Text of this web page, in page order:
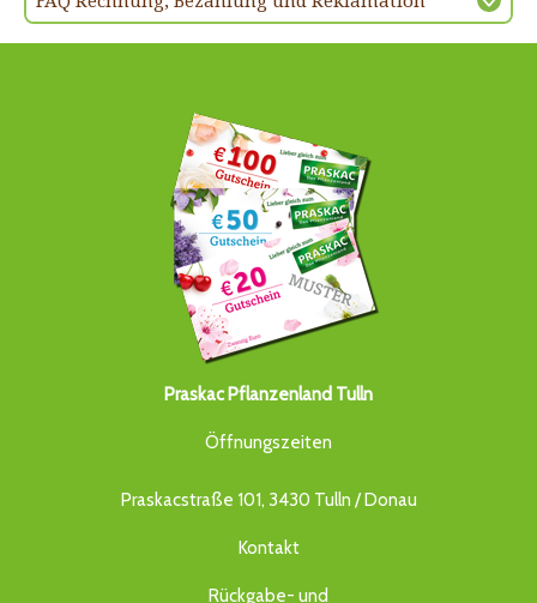
Praskac Pflanzenland Tulln
Öffnungszeiten
Praskacstraße 101, 3430 Tulln / Donau
Kontakt
Rückgabe- und